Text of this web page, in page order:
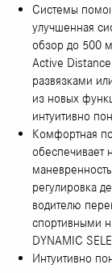
Системы
улучшенная
обзор до 500
Active
развязками
из новых
интуитивно
Комфортная
обеспечивает
регулировка
водителю
спортивными
DYNAMIC
Интуитивно